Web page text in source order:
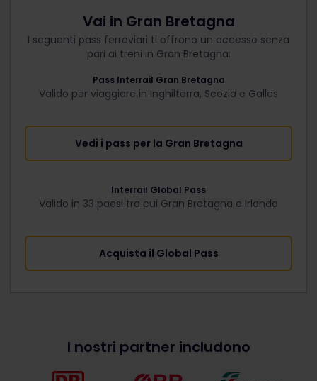
Vai in Gran Bretagna
I seguenti pass ferroviari ti offrono un accesso senza
pari ai treni in Gran Bretagna:
Pass Interrail Gran Bretagna
Valido per viaggiare in Inghilterra, Scozia e Galles
Vedi i pass per la Gran Bretagna
Interrail Global Pass
Valido in 33 paesi tra cui Gran Bretagna e Irlanda
Acquista il Global Pass
I nostri partner includono